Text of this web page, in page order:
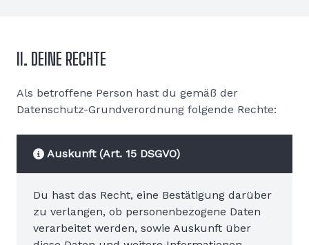
II. DEINE RECHTE
Als betroffene Person hast du gemäß der
Datenschutz-Grundverordnung folgende Rechte:
Auskunft (Art. 15 DSGVO)
Du hast das Recht, eine Bestätigung darüber
zu verlangen, ob personenbezogene Daten
verarbeitet werden, sowie Auskunft über